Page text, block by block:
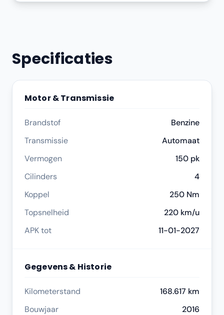
Specificaties
Motor & Transmissie
Brandstof
Benzine
Transmissie
Automaat
Vermogen
150 pk
Cilinders
4
Koppel
250 Nm
Topsnelheid
220 km/u
APK tot
11-01-2027
Gegevens & Historie
Kilometerstand
168.617 km
Bouwjaar
2016